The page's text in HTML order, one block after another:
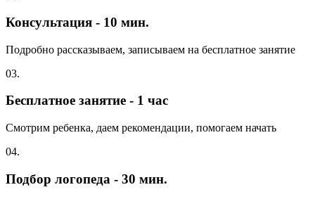
Консультация - 10 мин.
Подробно рассказываем, записываем на бесплатное занятие
03.
Бесплатное занятие - 1 час
Смотрим ребенка, даем рекомендации, помогаем начать
04.
Подбор логопеда - 30 мин.